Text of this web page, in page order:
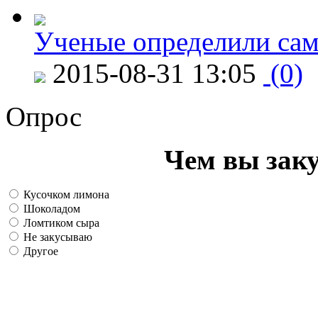
Ученые определили
2015-08-31 13:05 (0)
Опрос
Чем вы
Кусочком лимона
Шоколадом
Ломтиком сыра
Не закусываю
Другое